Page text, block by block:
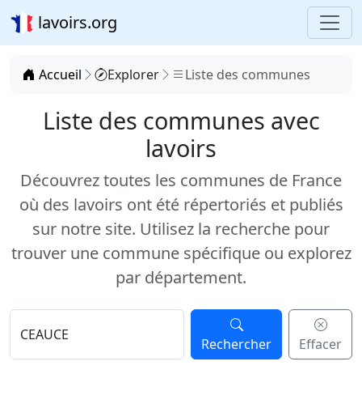
lavoirs.org
Accueil Explorer Liste des communes
Liste des communes avec
lavoirs
Découvrez toutes les communes de France
où des lavoirs ont été répertoriés et publiés
sur notre site. Utilisez la recherche pour
trouver une commune spécifique ou explorez
par département.
Rechercher Effacer